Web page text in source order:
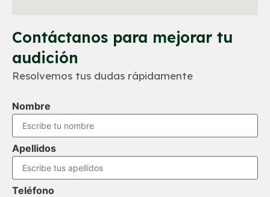
Contáctanos para mejorar tu
audición
Resolvemos tus dudas rápidamente
Nombre
Apellidos
Teléfono